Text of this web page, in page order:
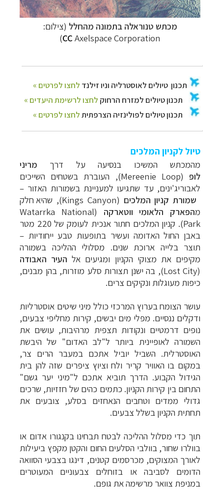
מכתש טנוראלה בתמונה מהחלל (צילום:
CC Axelspace Corporation
)
טיול לקניון המלכים
מהמכתש המשיכו בנסיעה על דרך מריני
לופ(
Mereenie Loop), העוברת בשטחים השייכים
לאבוריג'ינים, עד שתגיעו למעניינת בשמורות האזור –
שמורת קניון המלכים (Kings Canyon),
שהיא חלק
מהפארק הלאומי ווטארקה (
Watarrka National
Park
)
. קניון המלכים חתור אנכית לעומק של 220 מטר
באבן החול האדומה ועשיר בתופעות טבע ייחודיות –
תוצר בלייה ארוכת שנים. מסלולי ההליכה בשמורה
מקיפים את מצוקי הקניון ומגיעים אל העיר האבודה
(Lost City), בה ישנן תצורות סלע מוזרות, בהן מבנים,
כיפות מעוגלות ונקיקים צרים.
עושר הצומח בערוץ המרכזי כולל מיני שיטים אוסטרליות
ודקלים ננסיים. מפלי מים יבשים, קירות מחליפי צבעים,
נופים דרמטיים ונקודות תצפית מרהיבות, עושים את
השמורה לאופיינית ביותר ל"לב האדום" של היבשת
האוסטרלית. השביל יוביל אתכם במעבר הרים צר,
במקום בו האוויר קריר ולח וציוץ ציפרים שזה להן בית
הגידול הקבוע. הדרך תוביא אתכם ל"מיני יער גשם"
התחום בין קירות הקניון. כתמים כהים של חזזיות, שרכים
גדולי ממדים וטחבים הנאחזים בסלע, צובעים את
תחתית הקניון בשלל צבעים.
תוך כדי מסלול ההליכה לבטח תבחינו בקנגורו אדום או
בוולרו שחור, בוולבי הסלעים החום והקטן מקפץ ביעילות
לאורך המצוקים, מכרסמים קטנים, דינגו בצבעי הסוואה
הדומים לסביבה או בזוחלים צבעוניים המעוטרים
במניפת צוואר מרשימה את גופם.